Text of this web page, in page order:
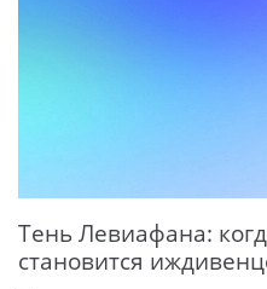
Тень Левиафана:
становится